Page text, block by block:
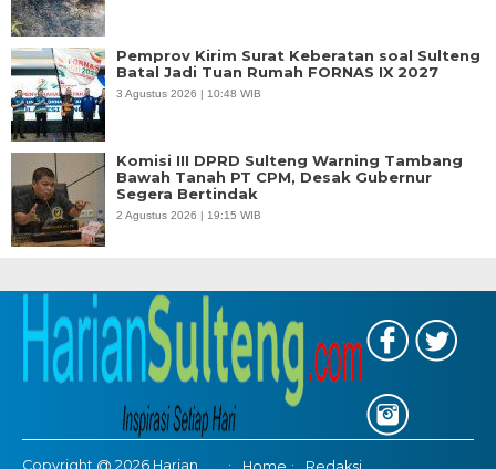
Pemprov Kirim Surat Keberatan soal Sulteng
Batal Jadi Tuan Rumah FORNAS IX 2027
3 Agustus 2026 | 10:48 WIB
Komisi III DPRD Sulteng Warning Tambang
Bawah Tanah PT CPM, Desak Gubernur
Segera Bertindak
2 Agustus 2026 | 19:15 WIB
Copyright @ 2026 Harian